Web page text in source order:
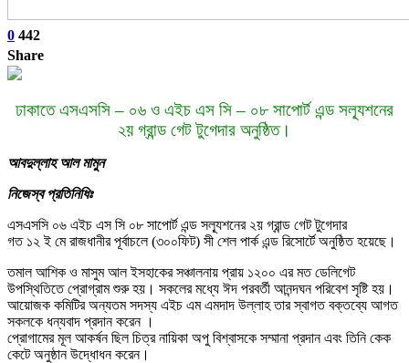
0 442
Share
ঢাকাতে এসএসসি – ০৬ ও এইচ এস সি – ০৮ সাপোর্ট এন্ড সল্যূশনের
২য় গ্রান্ড গেট টুগেদার অনুষ্ঠিত।
আবদুল্লাহ আল মামুন
নিজেস্ব প্রতিনিধিঃ
এসএসসি ০৬ এইচ এস সি ০৮ সাপোর্ট এন্ড সল্যূশনের ২য় গ্রান্ড গেট টুগেদার
গত ১২ ই মে রাজধানীর পূর্বাচলে (৩০০ফিট) সী শেল পার্ক এন্ড রিসোর্টে অনুষ্ঠিত হয়েছে।
তমাল আশিক ও মাসুম আল ইসহাকের সঞ্চালনায় প্রায় ১২০০ এর মত ডেলিগেট
উপস্থিতিতে প্রোগ্রাম শুরু হয়। সকলের মধ্যে ঈদ পরবর্তী আনন্দঘন পরিবেশ সৃষ্টি হয়।
আয়োজক কমিটির অন্যতম সদস্য এইচ এম এমদাদ উল্লাহ তার স্বাগত বক্তব্যে আগত
সকলকে ধন্যবাদ প্রদান করেন ।
প্রোগামের মূল আকর্ষন ছিল চিত্র নায়িকা অপু বিশ্বাসকে সম্মানা প্রদান এবং তিনি কেক
কেটে অনুষ্ঠান উদ্ধোধন করেন।